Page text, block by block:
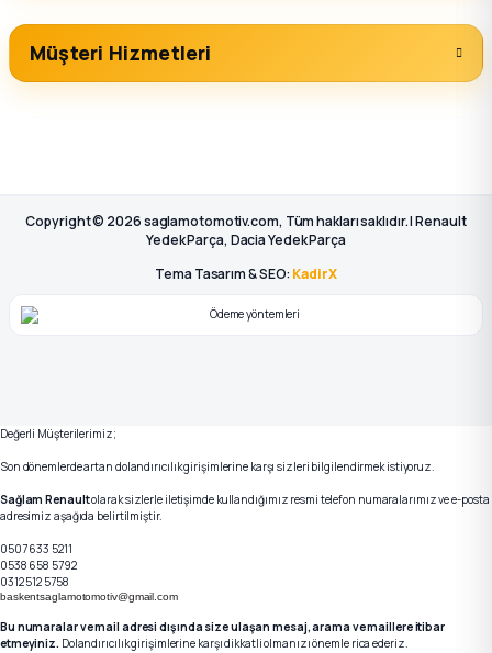
Müşteri Hizmetleri
Copyright © 2026 saglamotomotiv.com, Tüm hakları saklıdır. | Renault
Yedek Parça, Dacia Yedek Parça
Tema Tasarım & SEO: KadirX
Değerli Müşterilerimiz;
Son dönemlerde artan dolandırıcılık girişimlerine karşı sizleri bilgilendirmek istiyoruz.
Sağlam Renaultolarak sizlerle iletişimde kullandığımız resmi telefon numaralarımız ve e-posta
adresimiz aşağıda belirtilmiştir.
0507 633 5211
0538 658 5792
0312 512 5758
baskentsaglamotomotiv@gmail.com
Bu numaralar ve mail adresi dışında size ulaşan mesaj, arama ve maillere itibar
etmeyiniz. Dolandırıcılık girişimlerine karşı dikkatli olmanızı önemle rica ederiz.